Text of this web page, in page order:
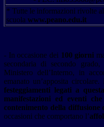
* Tutte le informazioni rivolte
scuola www.peano.edu.it
- In occasione dei 100 giorni
secondaria di secondo
Ministero dell’Interno, in
emanato un’apposita
festeggiamenti legati a
manifestazioni ed eventi
contenimento della diffusione
occasioni che comportano l’